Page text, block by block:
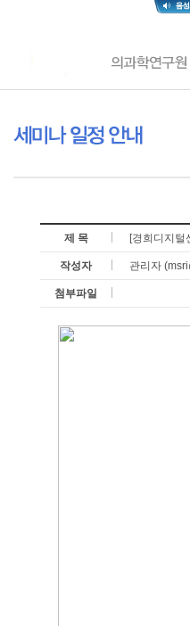
제 목 [경희디지털
작성자 관리자
첨부파일